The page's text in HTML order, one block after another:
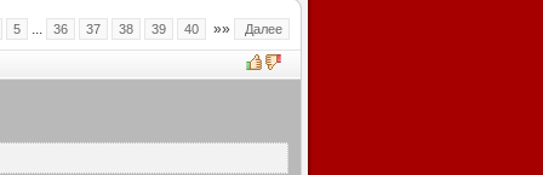
5 ... 36 37 38 39 40 »» Далее